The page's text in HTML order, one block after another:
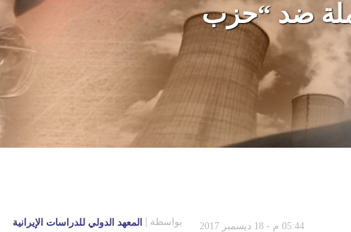
ضد “حزب
05:44 م - 18 ديسمبر 2017 بواسطة المعهد الدولي للدراسات الإيرانية